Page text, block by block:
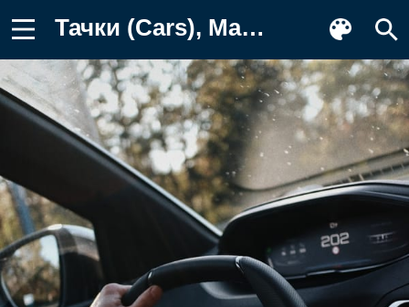
Тачки (Cars), Машина, Салон, Руль, Руки Фон для телефона